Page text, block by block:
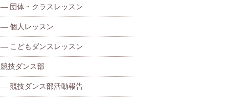
— 団体・クラスレッスン
— 個人レッスン
— こどもダンスレッスン
競技ダンス部
— 競技ダンス部活動報告